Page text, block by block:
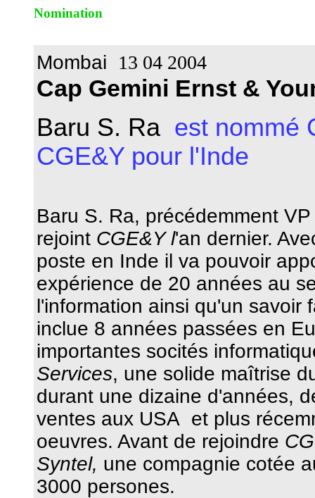
Nomination
Mombai 13 04 2004
Cap Gemini Ernst &
Baru S. Ra est nommé
CGE&Y pour l'Inde
Baru S. Ra, précédemment
rejoint CGE&Y l'an dernier.
poste en Inde il va pouvoir
expérience de 20 années au
l'information ainsi qu'un savoir
inclue 8 années passées en
importantes socités
Services, une solide maîtrise
durant une dizaine d'années,
ventes aux USA et plus
oeuvres. Avant de rejoindre
Syntel, une compagnie cotée
3000 persones.